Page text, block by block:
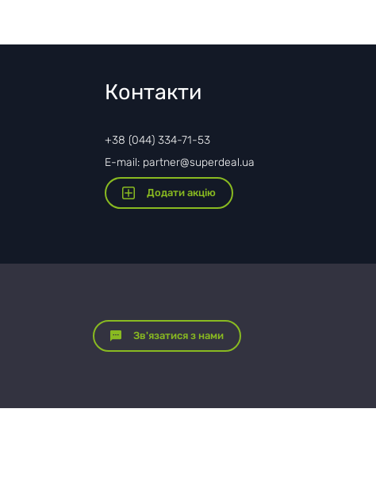
Контакти
+38 (044) 334-71-53
E-mail: partner@superdeal.ua
Додати акцію
Зв'язатися з нами